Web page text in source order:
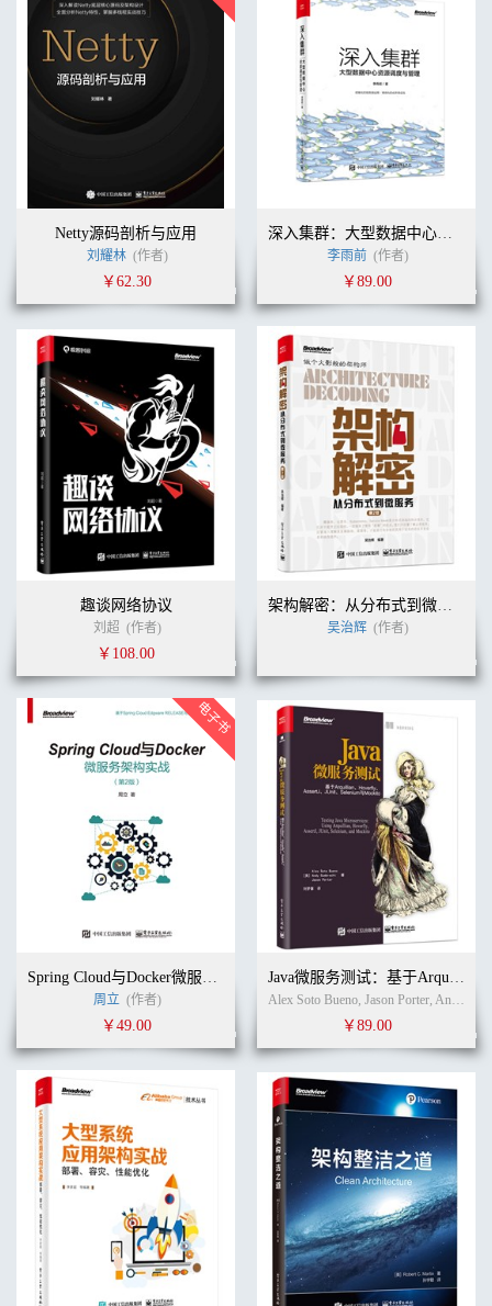
Netty源码剖析与应用
刘耀林 (作者)
￥62.30
深入集群：大型数据中心资源调度与管理
李雨前 (作者)
￥89.00
趣谈网络协议
刘超 (作者)
￥108.00
架构解密：从分布式到微服务（第2版）
吴治辉 (作者)
Spring Cloud与Docker微服务架构实战（第2版）
周立 (作者)
￥49.00
Java微服务测试：基于Arquillian、Hoverfly、AssertJ、JUnit、Selenium与Mockito
Alex Soto Bueno, Jason Porter, Andy Gumbrecht (作者)
￥89.00